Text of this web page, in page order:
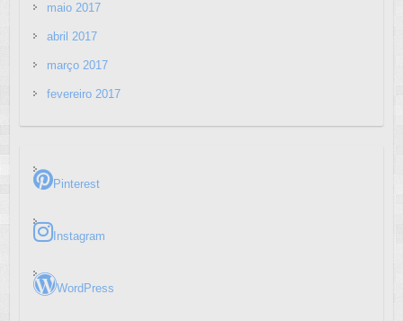
maio 2017
abril 2017
março 2017
fevereiro 2017
Pinterest
Instagram
WordPress